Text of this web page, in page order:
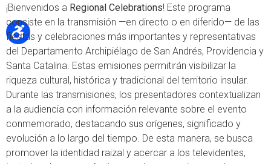
¡Bienvenidos a Regional Celebrations! Este programa
consiste en la transmisión —en directo o en diferido— de las
fiestas y celebraciones más importantes y representativas
del Departamento Archipiélago de San Andrés, Providencia y
Santa Catalina. Estas emisiones permitirán visibilizar la
riqueza cultural, histórica y tradicional del territorio insular.
Durante las transmisiones, los presentadores contextualizan
a la audiencia con información relevante sobre el evento
conmemorado, destacando sus orígenes, significado y
evolución a lo largo del tiempo. De esta manera, se busca
promover la identidad raizal y acercar a los televidentes,